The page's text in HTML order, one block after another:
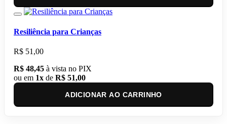
Resiliência para Crianças
R$ 51,00
R$ 48,45 à vista no PIX
ou em 1x de R$ 51,00
ADICIONAR AO CARRINHO